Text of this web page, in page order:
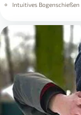
Intuitives Bogenschießen